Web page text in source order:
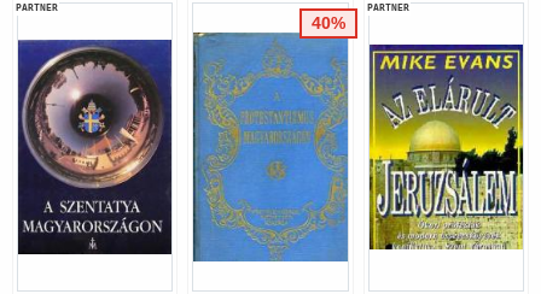
PARTNER
40%
PARTNER